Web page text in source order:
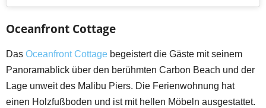
Oceanfront Cottage
Das Oceanfront Cottage begeistert die Gäste mit seinem
Panoramablick über den berühmten Carbon Beach und der
Lage unweit des Malibu Piers. Die Ferienwohnung hat
einen Holzfußboden und ist mit hellen Möbeln ausgestattet.